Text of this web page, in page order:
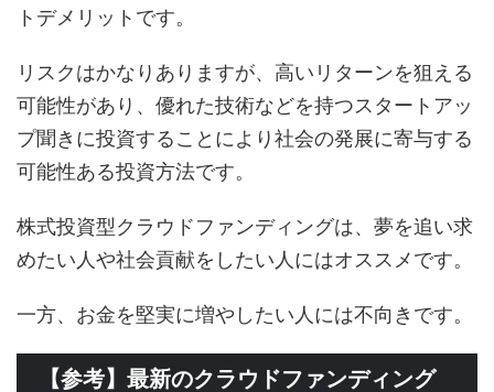
トデメリットです。
リスクはかなりありますが、高いリターンを狙える
可能性があり、優れた技術などを持つスタートアッ
プ聞きに投資することにより社会の発展に寄与する
可能性ある投資方法です。
株式投資型クラウドファンディングは、夢を追い求
めたい人や社会貢献をしたい人にはオススメです。
一方、お金を堅実に増やしたい人には不向きです。
【参考】最新のクラウドファンディング